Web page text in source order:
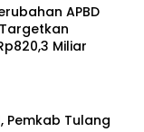
APBD
Miliar
Pemkab Tulang